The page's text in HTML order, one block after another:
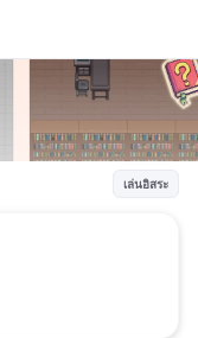
เล่นอิสระ